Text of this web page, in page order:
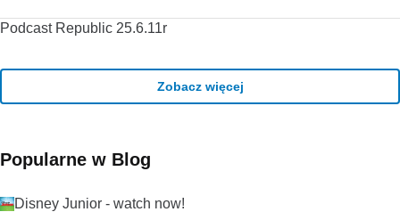
Podcast Republic 25.6.11r
Zobacz więcej
Popularne w Blog
Disney Junior - watch now!